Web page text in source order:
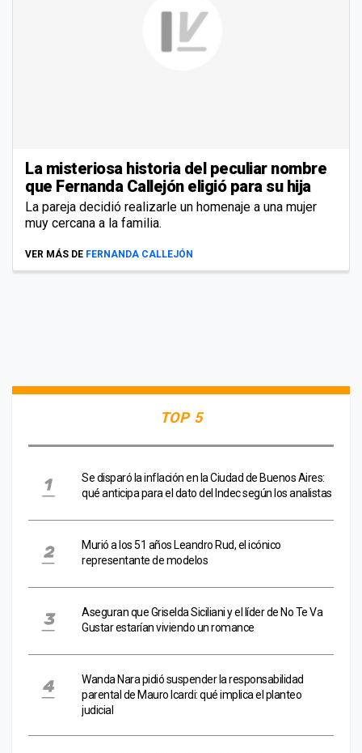
La misteriosa historia del peculiar nombre
que Fernanda Callejón eligió para su hija
La pareja decidió realizarle un homenaje a una mujer
muy cercana a la familia.
VER MÁS DE FERNANDA CALLEJÓN
TOP 5
Se disparó la inflación en la Ciudad de Buenos Aires:
qué anticipa para el dato del Indec según los analistas
Murió a los 51 años Leandro Rud, el icónico
representante de modelos
Aseguran que Griselda Siciliani y el líder de No Te Va
Gustar estarían viviendo un romance
Wanda Nara pidió suspender la responsabilidad
parental de Mauro Icardi: qué implica el planteo
judicial